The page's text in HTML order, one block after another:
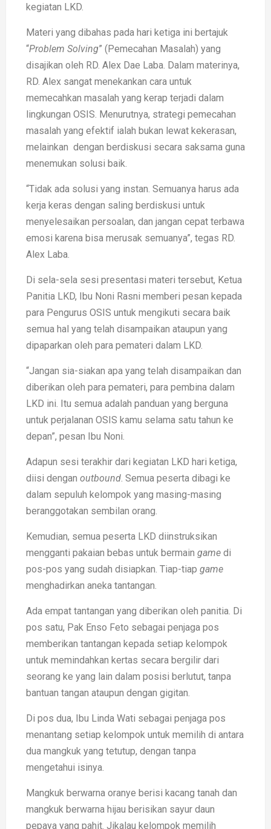
kegiatan LKD.
Materi yang dibahas pada hari ketiga ini bertajuk
“Problem Solving” (Pemecahan Masalah) yang
disajikan oleh RD. Alex Dae Laba. Dalam materinya,
RD. Alex sangat menekankan cara untuk
memecahkan masalah yang kerap terjadi dalam
lingkungan OSIS. Menurutnya, strategi pemecahan
masalah yang efektif ialah bukan lewat kekerasan,
melainkan dengan berdiskusi secara saksama guna
menemukan solusi baik.
“Tidak ada solusi yang instan. Semuanya harus ada
kerja keras dengan saling berdiskusi untuk
menyelesaikan persoalan, dan jangan cepat terbawa
emosi karena bisa merusak semuanya”, tegas RD.
Alex Laba.
Di sela-sela sesi presentasi materi tersebut, Ketua
Panitia LKD, Ibu Noni Rasni memberi pesan kepada
para Pengurus OSIS untuk mengikuti secara baik
semua hal yang telah disampaikan ataupun yang
dipaparkan oleh para pemateri dalam LKD.
“Jangan sia-siakan apa yang telah disampaikan dan
diberikan oleh para pemateri, para pembina dalam
LKD ini. Itu semua adalah panduan yang berguna
untuk perjalanan OSIS kamu selama satu tahun ke
depan”, pesan Ibu Noni.
Adapun sesi terakhir dari kegiatan LKD hari ketiga,
diisi dengan outbound . Semua peserta dibagi ke
dalam sepuluh kelompok yang masing-masing
beranggotakan sembilan orang.
Kemudian, semua peserta LKD diinstruksikan
mengganti pakaian bebas untuk bermain game di
pos-pos yang sudah disiapkan. Tiap-tiap game
menghadirkan aneka tantangan.
Ada empat tantangan yang diberikan oleh panitia. Di
pos satu, Pak Enso Feto sebagai penjaga pos
memberikan tantangan kepada setiap kelompok
untuk memindahkan kertas secara bergilir dari
seorang ke yang lain dalam posisi berlutut, tanpa
bantuan tangan ataupun dengan gigitan.
Di pos dua, Ibu Linda Wati sebagai penjaga pos
menantang setiap kelompok untuk memilih di antara
dua mangkuk yang tetutup, dengan tanpa
mengetahui isinya.
Mangkuk berwarna oranye berisi kacang tanah dan
mangkuk berwarna hijau berisikan sayur daun
pepaya yang pahit. Jikalau kelompok memilih